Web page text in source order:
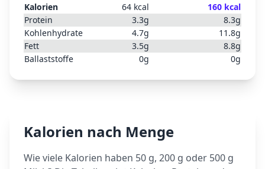
Kalorien
64 kcal 160 kcal
Protein
3.3g 8.3g
Kohlenhydrate
4.7g 11.8g
Fett
3.5g 8.8g
Ballaststoffe
0g 0g
Kalorien nach Menge
Wie viele Kalorien haben 50 g, 200 g oder 500 g